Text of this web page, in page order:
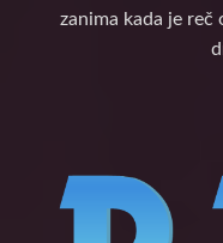
zanima kada je reč